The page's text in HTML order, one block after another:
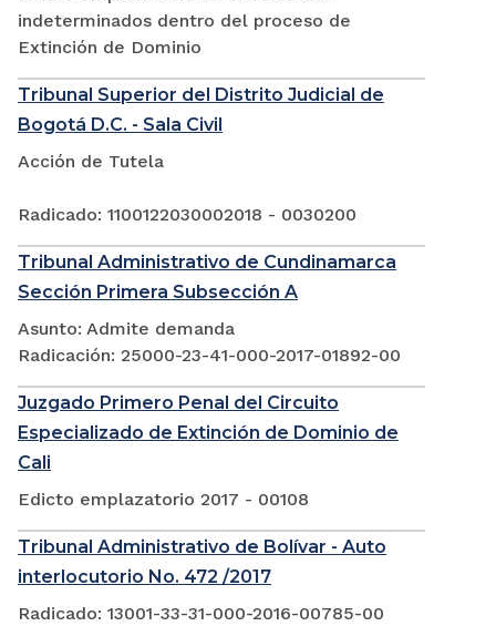
indeterminados dentro del proceso de
Extinción de Dominio
Tribunal Superior del Distrito Judicial de
Bogotá D.C. - Sala Civil
Acción de Tutela
Radicado: 1100122030002018 - 0030200
Tribunal Administrativo de Cundinamarca
Sección Primera Subsección A
Asunto: Admite demanda
Radicación: 25000-23-41-000-2017-01892-00
Juzgado Primero Penal del Circuito
Especializado de Extinción de Dominio de
Cali
Edicto emplazatorio 2017 - 00108
Tribunal Administrativo de Bolívar - Auto
interlocutorio No. 472 /2017
Radicado: 13001-33-31-000-2016-00785-00